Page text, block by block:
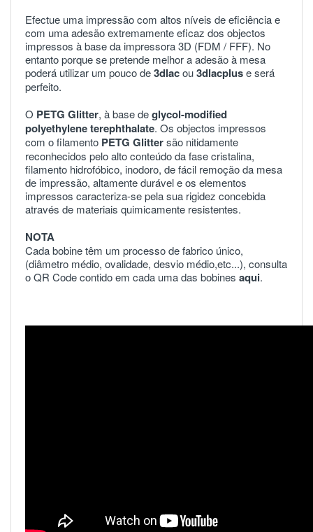
Efectue uma impressão com altos níveis de eficiência e
com uma adesão extremamente eficaz dos objectos
impressos à base da impressora 3D (FDM / FFF). No
entanto porque se pretende melhor a adesão à mesa
poderá utilizar um pouco de3dlacou3dlacpluse será
perfeito.
O PETG Glitter, à base deglycol-modified
polyethylene terephthalate. Os objectos impressos
com o filamento PETG Glittersão nitidamente
reconhecidos pelo alto conteúdo da fase cristalina,
filamento hidrofóbico, inodoro, de fácil remoção da mesa
de impressão, altamente durável e os elementos
impressos caracteriza-se pela sua rigidez concebida
através de materiais quimicamente resistentes.
NOTA
Cada bobine têm um processo de fabrico único,
(diâmetro médio, ovalidade, desvio médio,etc...), consulta
o QR Code contido em cada uma das bobines aqui.